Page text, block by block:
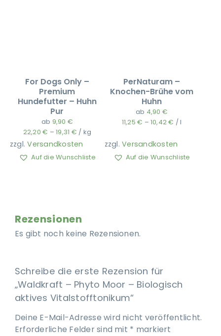
For Dogs Only –
Premium
Hundefutter – Huhn
Pur
ab 9,90 €
22,20€ –19,31 € / kg
zzgl.Versandkosten
Auf die Wunschliste
PerNaturam –
Knochen-Brühe vom
Huhn
ab 4,90 €
11,25€ – 10,42€ /l
zzgl.Versandkosten
Auf die Wunschliste
Rezensionen
Es gibt noch keine Rezensionen.
Schreibe die erste Rezension für
„Waldkraft – Phyto Moor – Biologisch
aktives Vitalstofftonikum“
Deine E-Mail-Adresse wird nicht veröffentlicht.
Erforderliche Felder sind mit * markiert